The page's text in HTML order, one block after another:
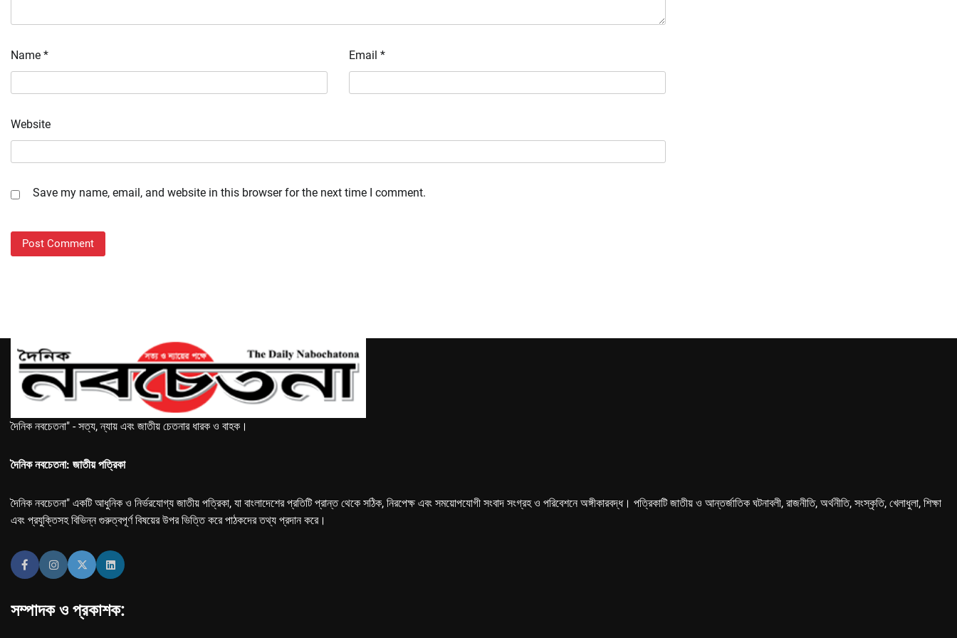
Name * Email *
Website
Save my name, email, and website in this browser for the next time I comment.
দৈনিক নবচেতনা" - সত্য, ন্যায় এবং জাতীয় চেতনার ধারক ও বাহক।
দৈনিক নবচেতনা: জাতীয় পত্রিকা
দৈনিক নবচেতনা" একটি আধুনিক ও নির্ভরযোগ্য জাতীয় পত্রিকা, যা বাংলাদেশের প্রতিটি প্রান্ত থেকে সঠিক, নিরপেক্ষ এবং সময়োপযোগী সংবাদ সংগ্রহ ও পরিবেশনে অঙ্গীকারবদ্ধ। পত্রিকাটি জাতীয় ও আন্তর্জাতিক ঘটনাবলী, রাজনীতি, অর্থনীতি, সংস্কৃতি, খেলাধুলা, শিক্ষা
এবং প্রযুক্তিসহ বিভিন্ন গুরুত্বপূর্ণ বিষয়ের উপর ভিত্তি করে পাঠকদের তথ্য প্রদান করে।
সম্পাদক ও প্রকাশক: